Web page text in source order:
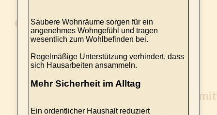
Saubere Wohnräume sorgen für ein
angenehmes Wohngefühl und tragen
wesentlich zum Wohlbefinden bei.
Regelmäßige Unterstützung verhindert, dass
sich Hausarbeiten ansammeln.
Mehr Sicherheit im Alltag
Ein ordentlicher Haushalt reduziert